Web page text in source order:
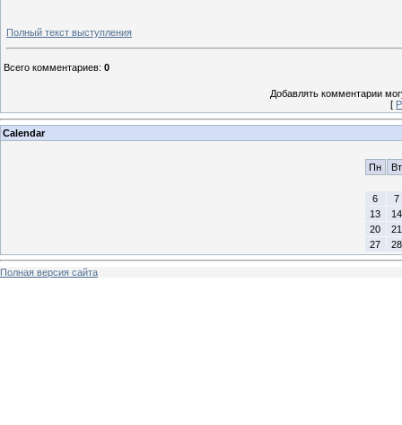
Полный текст выступления
Всего комментариев: 0
Добавлять комментарии
[
Calendar
Пн Вт
6
7
13
14
20
21
27
28
Полная версия сайта